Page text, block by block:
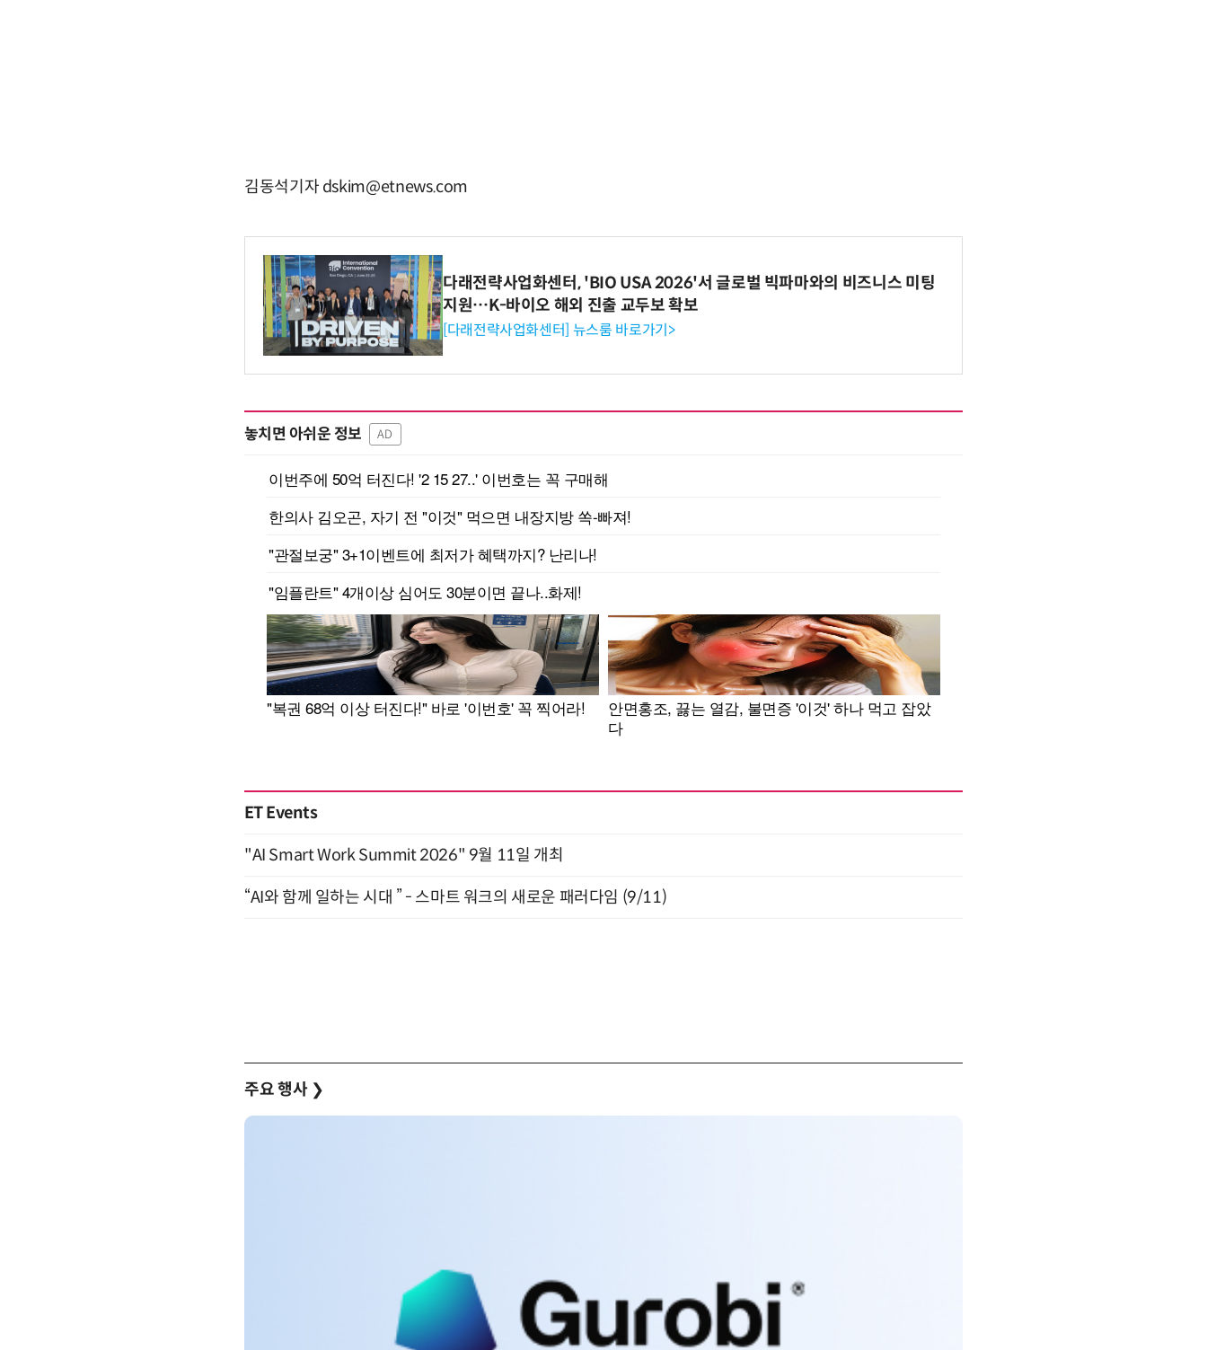
김동석기자 dskim@etnews.com
다래전략사업화센터, 'BIO USA 2026'서 글로벌 빅파마와의 비즈니스 미팅
지원…K-바이오 해외 진출 교두보 확보
[다래전략사업화센터] 뉴스룸 바로가기>
놓치면 아쉬운 정보 AD
ET Events
"AI Smart Work Summit 2026" 9월 11일 개최
“AI와 함께 일하는 시대 ” - 스마트 워크의 새로운 패러다임 (9/11)
주요 행사 ❯